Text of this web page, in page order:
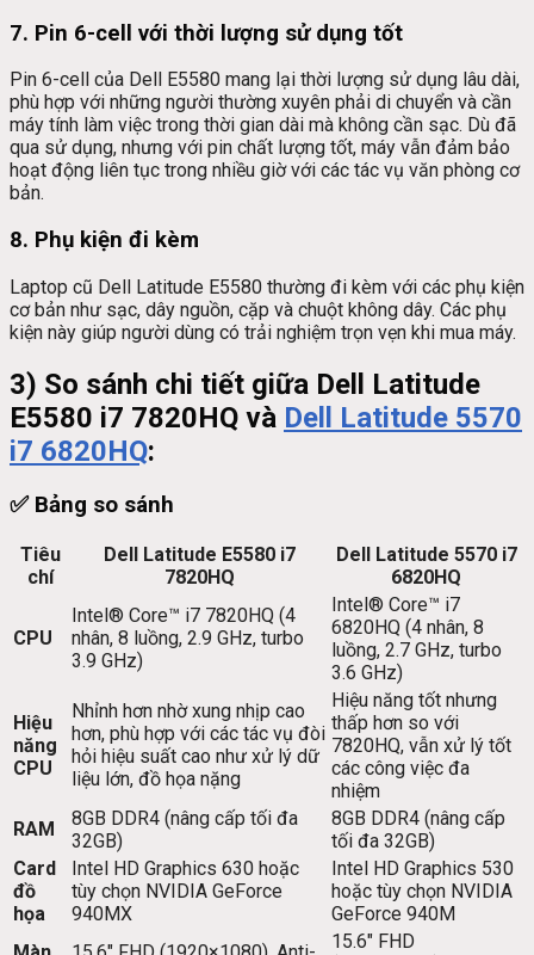
7. Pin 6-cell với thời lượng sử dụng tốt
Pin 6-cell của Dell E5580 mang lại thời lượng sử dụng lâu dài,
phù hợp với những người thường xuyên phải di chuyển và cần
máy tính làm việc trong thời gian dài mà không cần sạc. Dù đã
qua sử dụng, nhưng với pin chất lượng tốt, máy vẫn đảm bảo
hoạt động liên tục trong nhiều giờ với các tác vụ văn phòng cơ
bản.
8. Phụ kiện đi kèm
Laptop cũ Dell Latitude E5580 thường đi kèm với các phụ kiện
cơ bản như sạc, dây nguồn, cặp và chuột không dây. Các phụ
kiện này giúp người dùng có trải nghiệm trọn vẹn khi mua máy.
3) So sánh chi tiết giữa Dell Latitude
E5580 i7 7820HQ và Dell Latitude 5570
i7 6820HQ:
✅ Bảng so sánh
Tiêu
chí
Dell Latitude E5580 i7
7820HQ
Dell Latitude 5570 i7
6820HQ
CPU
Intel® Core™ i7 7820HQ (4
nhân, 8 luồng, 2.9 GHz, turbo
3.9 GHz)
Intel® Core™ i7
6820HQ (4 nhân, 8
luồng, 2.7 GHz, turbo
3.6 GHz)
Hiệu
năng
CPU
Nhỉnh hơn nhờ xung nhịp cao
hơn, phù hợp với các tác vụ đòi
hỏi hiệu suất cao như xử lý dữ
liệu lớn, đồ họa nặng
Hiệu năng tốt nhưng
thấp hơn so với
7820HQ, vẫn xử lý tốt
các công việc đa
nhiệm
RAM
8GB DDR4 (nâng cấp tối đa
32GB)
8GB DDR4 (nâng cấp
tối đa 32GB)
Card
đồ
họa
Intel HD Graphics 630 hoặc
tùy chọn NVIDIA GeForce
940MX
Intel HD Graphics 530
hoặc tùy chọn NVIDIA
GeForce 940M
15.6″ FHD